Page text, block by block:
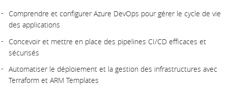
Comprendre et configurer Azure DevOps pour gérer le cycle de vie
des applications
Concevoir et mettre en place des pipelines CI/CD efficaces et
sécurisés
Automatiser le déploiement et la gestion des infrastructures avec
Terraform et ARM Templates